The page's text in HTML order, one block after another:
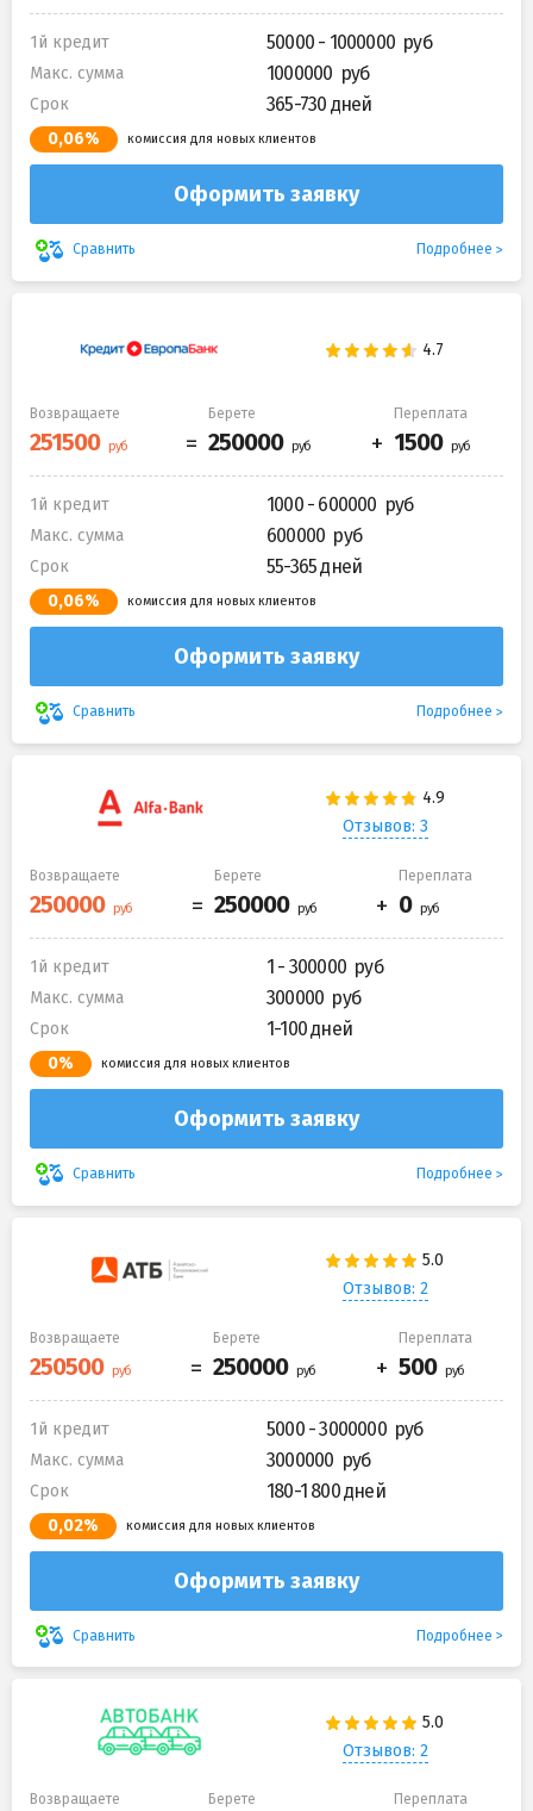
1й кредит 50000 - 1000000
Макс. сумма 1000000
Срок 365-730 дней
0,06% комиссия для новых клиентов
Оформить заявку
Сравнить Подробнее
Возвращаете Берете Переплата
1й кредит 1000 - 600000
Макс. сумма 600000
Срок 55-365 дней
0,06% комиссия для новых клиентов
Оформить заявку
Сравнить Подробнее
Отзывов: 3
Возвращаете Берете Переплата
1й кредит 1 - 300000
Макс. сумма 300000
Срок 1-100 дней
0% комиссия для новых клиентов
Оформить заявку
Сравнить Подробнее
Отзывов: 2
Возвращаете Берете Переплата
1й кредит 5000 - 3000000
Макс. сумма 3000000
Срок 180-1 800 дней
0,02% комиссия для новых клиентов
Оформить заявку
Сравнить Подробнее
Отзывов: 2
Возвращаете Берете Переплата